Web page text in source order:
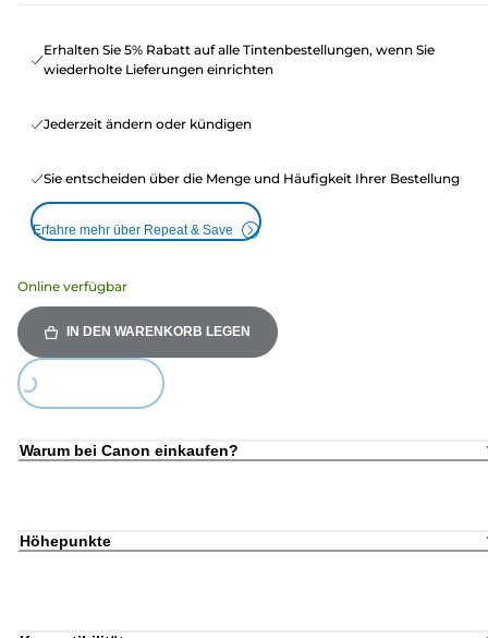
Erhalten Sie 5% Rabatt auf alle Tintenbestellungen, wenn Sie
wiederholte Lieferungen einrichten
Jederzeit ändern oder kündigen
Sie entscheiden über die Menge und Häufigkeit Ihrer Bestellung
Erfahre mehr über Repeat & Save
Online verfügbar
IN DEN WARENKORB LEGEN
Loading...
Warum bei Canon einkaufen?
Höhepunkte